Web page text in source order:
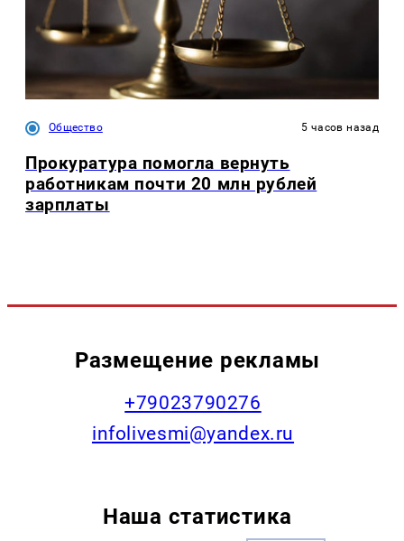
Общество 5 часов назад
Прокуратура помогла вернуть
работникам почти 20 млн рублей
зарплаты
Размещение рекламы
+79023790276
infolivesmi@yandex.ru
Наша статистика